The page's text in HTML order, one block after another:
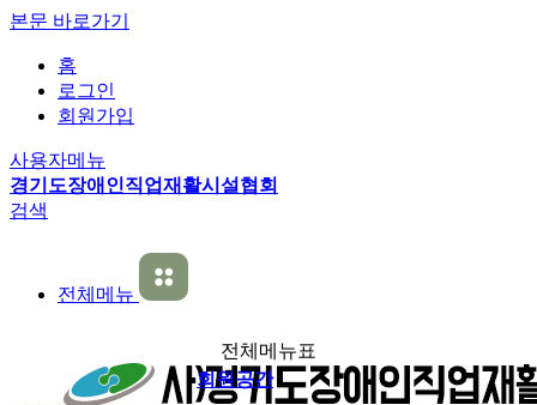
본문 바로가기
홈
로그인
회원가입
사용자메뉴
경기도장애인직업재활시설협회
검색
전체메뉴
전체메뉴표
회원공간